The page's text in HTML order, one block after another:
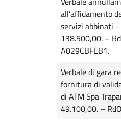
all’affidamento
servizi abbinati -
138.500,00. –
A029CBFEB1.
Verbale di gara
fornitura di
di ATM Spa
49.100,00. –